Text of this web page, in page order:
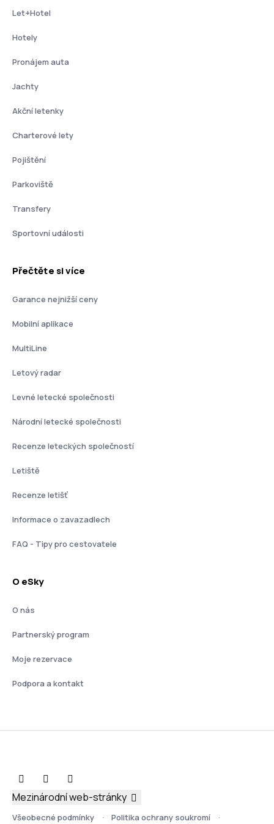
Let+Hotel
Hotely
Pronájem auta
Jachty
Akční letenky
Charterové lety
Pojištění
Parkoviště
Transfery
Sportovní události
Přečtěte si více
Garance nejnižší ceny
Mobilní aplikace
MultiLine
Letový radar
Levné letecké společnosti
Národní letecké společnosti
Recenze leteckých společností
Letiště
Recenze letišť
Informace o zavazadlech
FAQ - Tipy pro cestovatele
O eSky
O nás
Partnerský program
Moje rezervace
Podpora a kontakt
Všeobecné podmínky Politika ochrany soukromí
Mezinárodní web-stránky